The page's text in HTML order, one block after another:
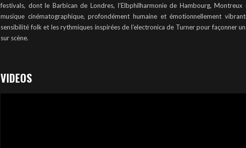
festivals, dont le Barbican de Londres, l’Elbphilharmonie de Hambourg,
musique cinématographique, profondément humaine et émotionnellement
sensibilité folk et les rythmiques inspirées de l’electronica de Turner pour façonner
sur scène.
VIDEOS